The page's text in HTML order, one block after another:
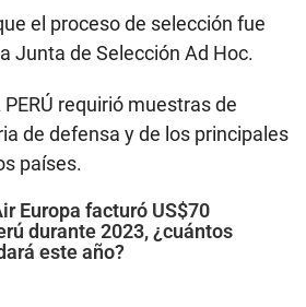
el proceso de selección fue
Junta de Selección Ad Hoc.
requirió muestras de
de defensa y de los principales
países.
Europa facturó US$70
durante 2023, ¿cuántos
este año?